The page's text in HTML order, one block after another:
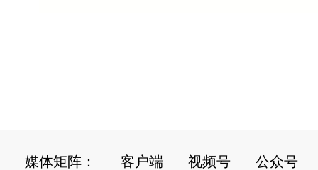
媒体矩阵： 客户端 视频号 公众号